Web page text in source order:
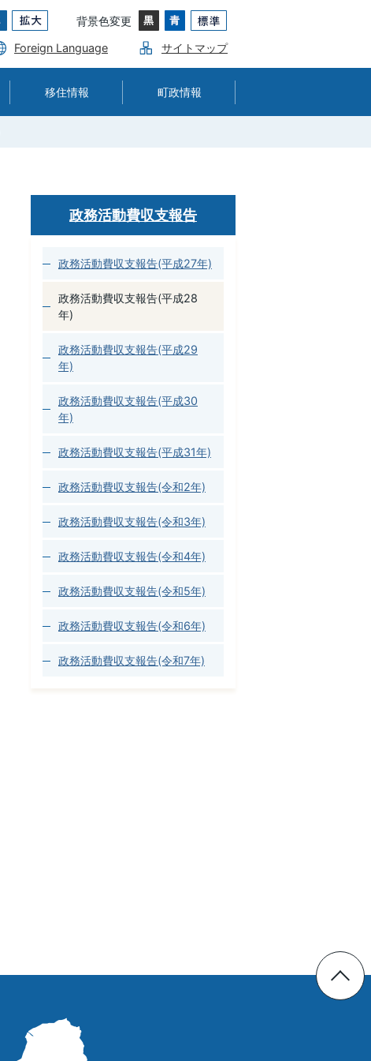
背景色変更
Foreign Language サイトマップ
移住情報 町政情報
政務活動費収支報告
政務活動費収支報告(平成27年)
政務活動費収支報告(平成28
年)
政務活動費収支報告(平成29
年)
政務活動費収支報告(平成30
年)
政務活動費収支報告(平成31年)
政務活動費収支報告(令和2年)
政務活動費収支報告(令和3年)
政務活動費収支報告(令和4年)
政務活動費収支報告(令和5年)
政務活動費収支報告(令和6年)
政務活動費収支報告(令和7年)